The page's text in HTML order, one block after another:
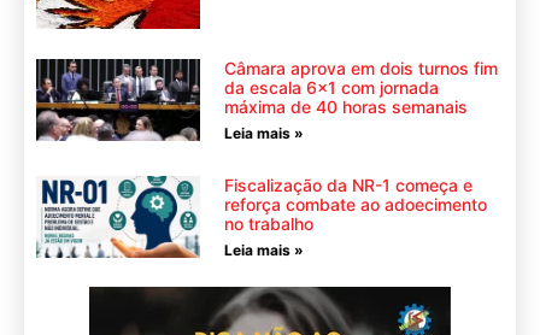
Câmara aprova em dois turnos fim
da escala 6×1 com jornada
máxima de 40 horas semanais
Leia mais »
Fiscalização da NR-1 começa e
reforça combate ao adoecimento
no trabalho
Leia mais »